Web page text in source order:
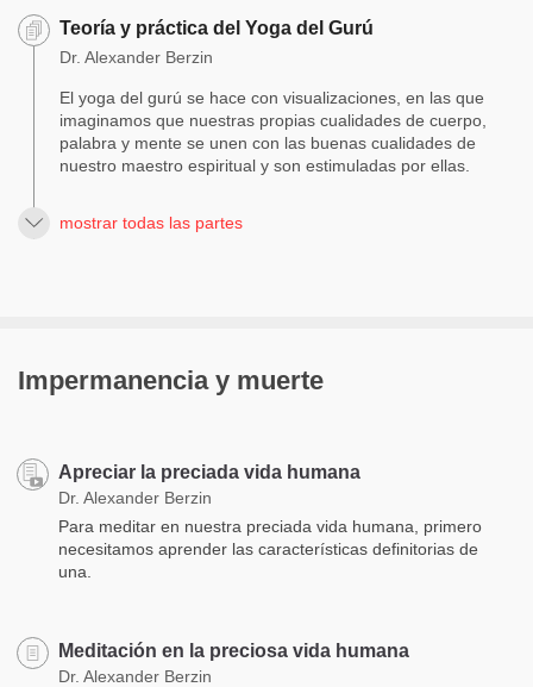
Teoría y práctica del Yoga del Gurú
Dr. Alexander Berzin
El yoga del gurú se hace con visualizaciones, en las que
imaginamos que nuestras propias cualidades de cuerpo,
palabra y mente se unen con las buenas cualidades de
nuestro maestro espiritual y son estimuladas por ellas.
mostrar todas las partes
Impermanencia y muerte
Apreciar la preciada vida humana
Dr. Alexander Berzin
Para meditar en nuestra preciada vida humana, primero
necesitamos aprender las características definitorias de
una.
Meditación en la preciosa vida humana
Dr. Alexander Berzin